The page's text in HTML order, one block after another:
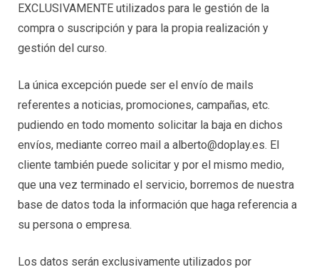
EXCLUSIVAMENTE utilizados para le gestión de la
compra o suscripción y para la propia realización y
gestión del curso.
La única excepción puede ser el envío de mails
referentes a noticias, promociones, campañas, etc.
pudiendo en todo momento solicitar la baja en dichos
envíos, mediante correo mail a alberto@doplay.es. El
cliente también puede solicitar y por el mismo medio,
que una vez terminado el servicio, borremos de nuestra
base de datos toda la información que haga referencia a
su persona o empresa.
Los datos serán exclusivamente utilizados por